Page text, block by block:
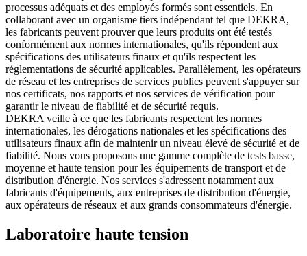
processus adéquats et des employés formés sont essentiels. En
collaborant avec un organisme tiers indépendant tel que DEKRA,
les fabricants peuvent prouver que leurs produits ont été testés
conformément aux normes internationales, qu'ils répondent aux
spécifications des utilisateurs finaux et qu'ils respectent les
réglementations de sécurité applicables. Parallèlement, les opérateurs
de réseau et les entreprises de services publics peuvent s'appuyer sur
nos certificats, nos rapports et nos services de vérification pour
garantir le niveau de fiabilité et de sécurité requis.
DEKRA veille à ce que les fabricants respectent les normes
internationales, les dérogations nationales et les spécifications des
utilisateurs finaux afin de maintenir un niveau élevé de sécurité et de
fiabilité. Nous vous proposons une gamme complète de tests basse,
moyenne et haute tension pour les équipements de transport et de
distribution d'énergie. Nos services s'adressent notamment aux
fabricants d'équipements, aux entreprises de distribution d'énergie,
aux opérateurs de réseaux et aux grands consommateurs d'énergie.
Laboratoire haute tension